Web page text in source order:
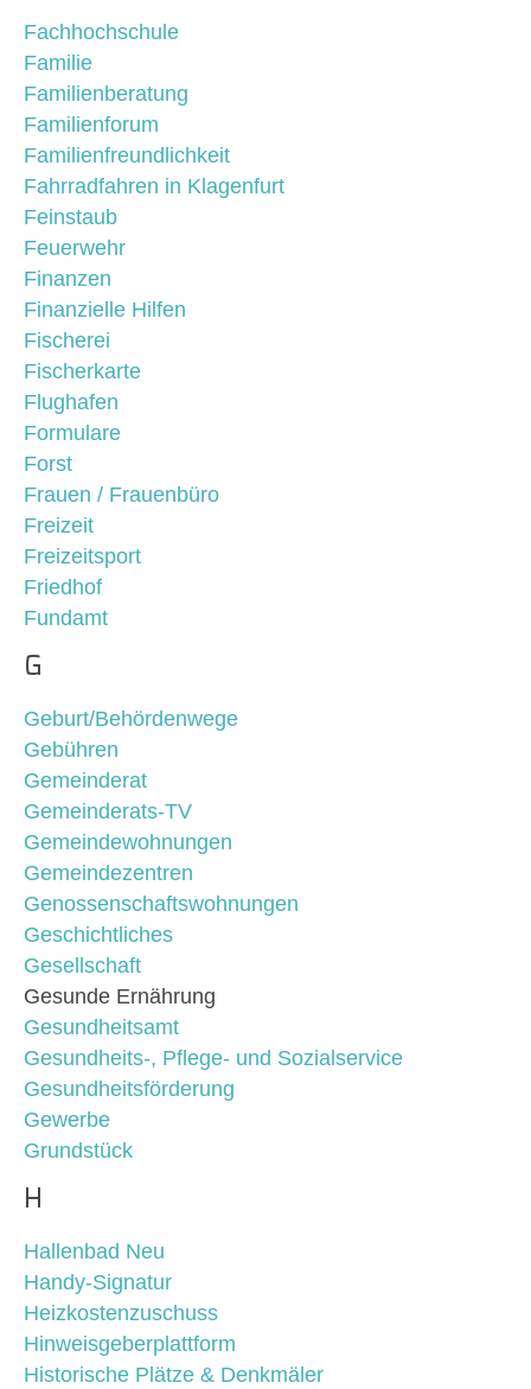
Fachhochschule
Familie
Familienberatung
Familienforum
Familienfreundlichkeit
Fahrradfahren in Klagenfurt
Feinstaub
Feuerwehr
Finanzen
Finanzielle Hilfen
Fischerei
Fischerkarte
Flughafen
Formulare
Forst
Frauen / Frauenbüro
Freizeit
Freizeitsport
Friedhof
Fundamt
G
Geburt/Behördenwege
Gebühren
Gemeinderat
Gemeinderats-TV
Gemeindewohnungen
Gemeindezentren
Genossenschaftswohnungen
Geschichtliches
Gesellschaft
Gesunde Ernährung
Gesundheitsamt
Gesundheits-, Pflege- und Sozialservice
Gesundheitsförderung
Gewerbe
Grundstück
H
Hallenbad Neu
Handy-Signatur
Heizkostenzuschuss
Hinweisgeberplattform
Historische Plätze & Denkmäler